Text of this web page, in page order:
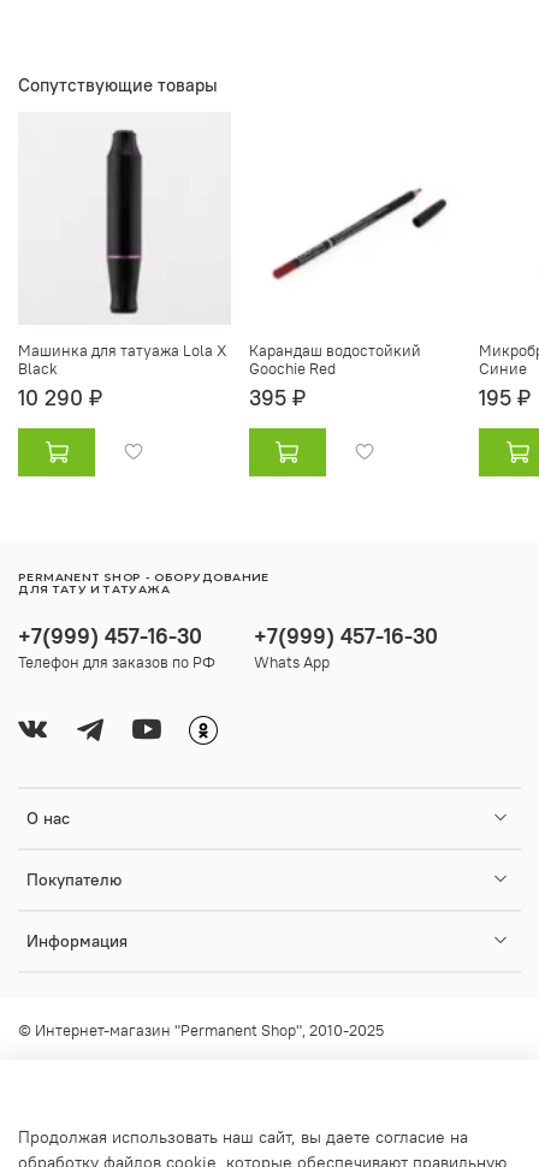
Сопутствующие товары
Машинка для татуажа Lola X
Black
10 290 ₽
Карандаш водостойкий
Goochie Red
395 ₽
Синие
195 ₽
О нас
Покупателю
Информация
+7(999) 457-16-30
Телефон для заказов по РФ
+7(999) 457-16-30
Whats App
PERMANENT SHOP - ОБОРУДОВАНИЕ
ДЛЯ ТАТУ И ТАТУАЖА
© Интернет-магазин "Permanent Shop", 2010-2025
Продолжая использовать наш сайт, вы даете согласие на
обработку файлов cookie, которые обеспечивают правильную